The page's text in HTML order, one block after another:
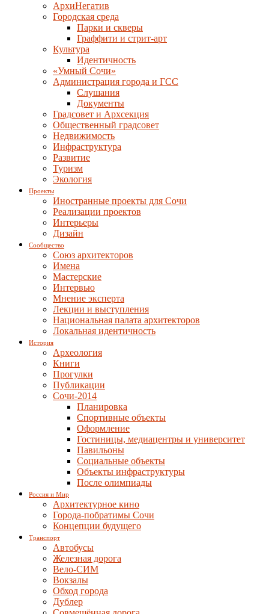
АрхиНегатив
Городская среда
Парки и скверы
Граффити и стрит-арт
Культура
Идентичность
«Умный Сочи»
Администрация города и ГСС
Слушания
Документы
Градсовет и Архсекция
Общественный градсовет
Недвижимость
Инфраструктура
Развитие
Туризм
Экология
Проекты
Иностранные проекты для Сочи
Реализации проектов
Интерьеры
Дизайн
Сообщество
Союз архитекторов
Имена
Мастерские
Интервью
Мнение эксперта
Лекции и выступления
Национальная палата архитекторов
Локальная идентичность
История
Археология
Книги
Прогулки
Публикации
Сочи-2014
Планировка
Спортивные объекты
Оформление
Гостиницы, медиацентры и университет
Павильоны
Социальные объекты
Объекты инфраструктуры
После олимпиады
Россия и Мир
Архитектурное кино
Города-побратимы Сочи
Концепции будущего
Транспорт
Автобусы
Железная дорога
Вело-СИМ
Вокзалы
Обход города
Дублер